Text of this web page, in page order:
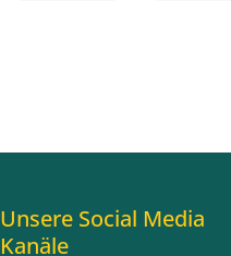
Unsere Social Media
Kanäle